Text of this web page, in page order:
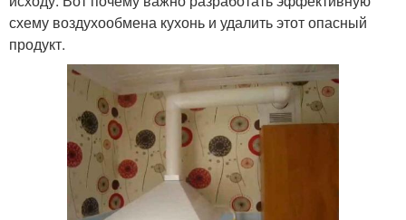
схему воздухообмена кухонь и удалить этот опасный
продукт.